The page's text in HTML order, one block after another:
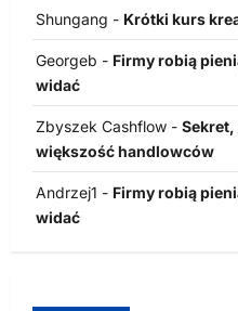
Shungang - Krótki kurs
Georgeb - Firmy robią
widać
Zbyszek Cashflow -
większość handlowców
Andrzej1 - Firmy robią
widać